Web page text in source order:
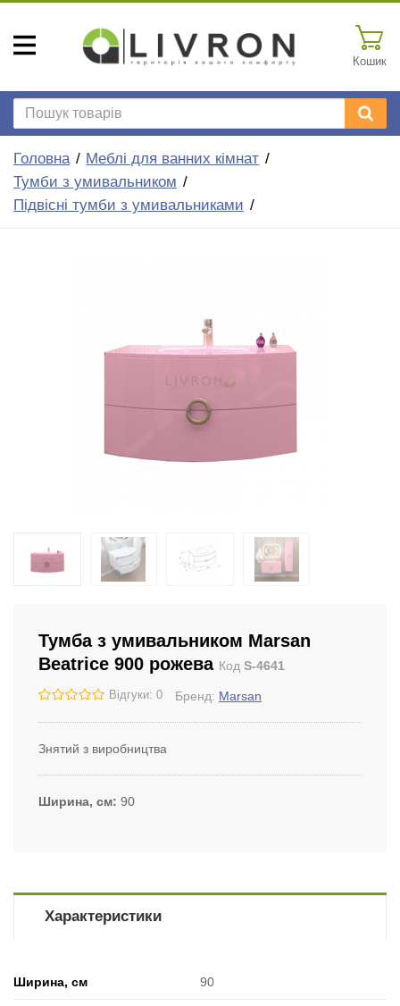
Кошик
Головна
Меблі для ванних кімнат
Тумби з умивальником
Підвісні тумби з умивальниками
Тумба з умивальником Marsan
Beatrice 900 рожева Код S-4641
Відгуки: 0 Бренд: Marsan
Знятий з виробництва
Ширина, см 90
Характеристики
Ширина, см 90